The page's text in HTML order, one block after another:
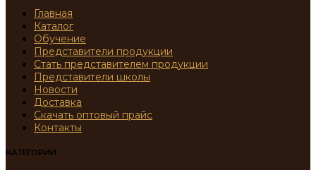
Главная
Каталог
Обучение
Представители продукции
Стать представителем продукции
Представители школы
Новости
Доставка
Скачать оптовый прайс
Контакты
КАТЕГОРИИ